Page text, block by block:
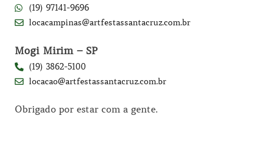
(19) 97141-9696
locacampinas@artfestassantacruz.com.br
Mogi Mirim – SP
(19) 3862-5100
locacao@artfestassantacruz.com.br
Obrigado por estar com a gente.